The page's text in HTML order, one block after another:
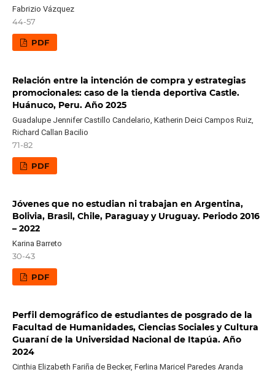
Fabrizio Vázquez
44-57
PDF
Relación entre la intención de compra y estrategias
promocionales: caso de la tienda deportiva Castle.
Huánuco, Peru. Año 2025
Guadalupe Jennifer Castillo Candelario, Katherin Deici Campos Ruiz,
Richard Callan Bacilio
71-82
PDF
Jóvenes que no estudian ni trabajan en Argentina,
Bolivia, Brasil, Chile, Paraguay y Uruguay. Periodo 2016
– 2022
Karina Barreto
30-43
PDF
Perfil demográfico de estudiantes de posgrado de la
Facultad de Humanidades, Ciencias Sociales y Cultura
Guaraní de la Universidad Nacional de Itapúa. Año
2024
Cinthia Elizabeth Fariña de Becker, Ferlina Maricel Paredes Aranda